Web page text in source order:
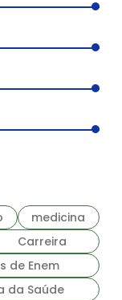
medicina
Carreira
de Enem
da Saúde